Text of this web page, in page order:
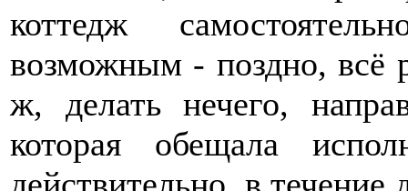
коттедж
возможным - поздно, всё
ж, делать нечего,
которая обещала